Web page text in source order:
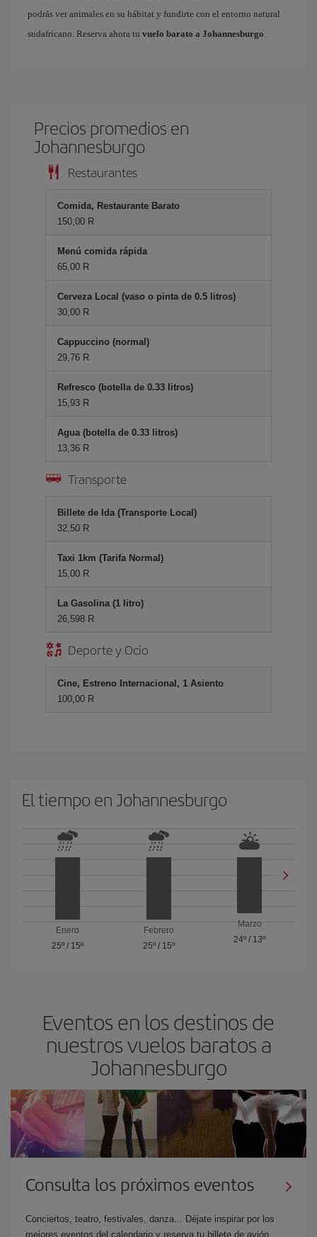
podrás ver animales en su hábitat y fundirte con el entorno natural
sudafricano. Reserva ahora tu vuelo barato a Johannesburgo.
Precios promedios en
Johannesburgo
Restaurantes
Comida, Restaurante Barato
150,00 R
Menú comida rápida
65,00 R
Cerveza Local (vaso o pinta de 0.5 litros)
30,00 R
Cappuccino (normal)
29,76 R
Refresco (botella de 0.33 litros)
15,93 R
Agua (botella de 0.33 litros)
13,36 R
Transporte
Billete de Ida (Transporte Local)
32,50 R
Taxi 1km (Tarifa Normal)
15,00 R
La Gasolina (1 litro)
26,598 R
Deporte y Ocio
Cine, Estreno Internacional, 1 Asiento
100,00 R
El tiempo en Johannesburgo
Enero
25º/ 15º
Febrero
25º/ 15º
Marzo
24º / 13º
Eventos en los destinos de
nuestros vuelos baratos a
Johannesburgo
Consulta los próximos eventos
Conciertos, teatro, festivales, danza... Déjate inspirar por los
mejores eventos del calendario y reserva tu billete de avión